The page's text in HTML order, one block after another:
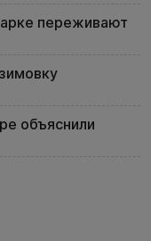
переживают
объяснили